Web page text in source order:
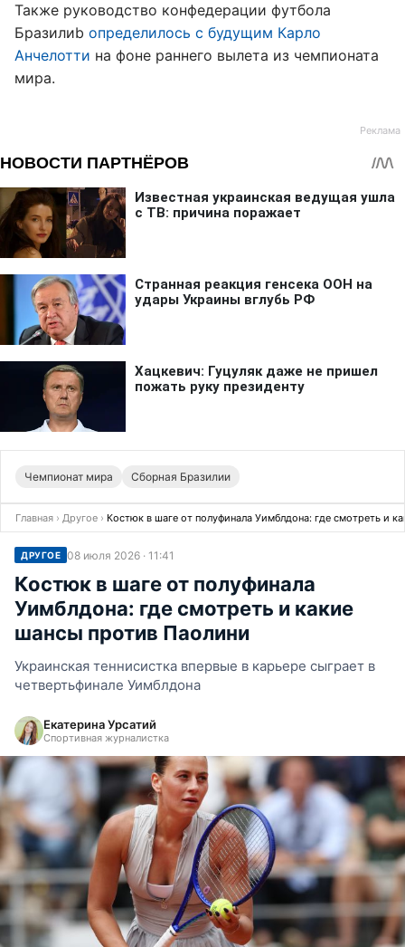
Также руководство конфедерации футбола
Бразилиb определилось с будущим Карло
Анчелотти на фоне раннего вылета из чемпионата
мира.
Чемпионат мира Сборная Бразилии
Главная › Другое › Костюк в шаге от полуфинала Уимблдона: где смотреть и
ДРУГОЕ 08 июля 2026 · 11:41
Костюк в шаге от полуфинала
Уимблдона: где смотреть и какие
шансы против Паолини
Украинская теннисистка впервые в карьере сыграет в
четвертьфинале Уимблдона
Екатерина Урсатий
Спортивная журналистка